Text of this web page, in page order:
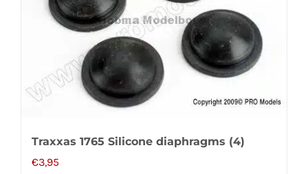
Traxxas 1765 Silicone diaphragms (4)
€3,95